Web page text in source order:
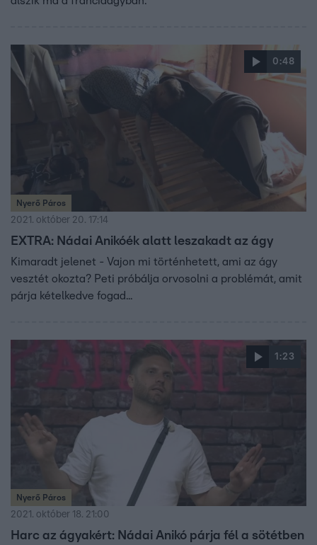
0:48
Nyerő Páros
2021. október 20. 17:14
EXTRA: Nádai Anikóék alatt leszakadt az ágy
Kimaradt jelenet - Vajon mi történhetett, ami az ágy
vesztét okozta? Peti próbálja orvosolni a problémát, amit
párja kételkedve fogad...
1:23
Nyerő Páros
2021. október 18. 21:00
Harc az ágyakért: Nádai Anikó párja fél a sötétben